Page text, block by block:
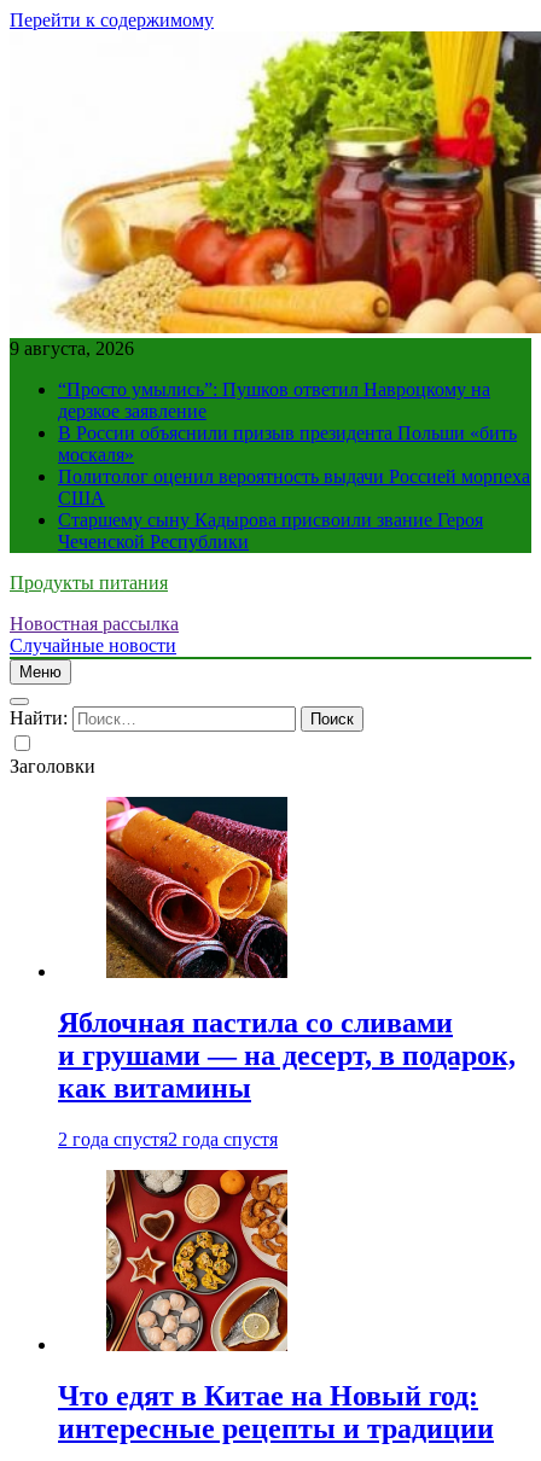
Перейти к содержимому
9 августа, 2026
“Просто умылись”: Пушков ответил Навроцкому на
дерзкое заявление
В России объяснили призыв президента Польши «бить
москаля»
Политолог оценил вероятность выдачи Россией морпеха
США
Старшему сыну Кадырова присвоили звание Героя
Чеченской Республики
Продукты питания
Новостная рассылка
Случайные новости
Меню
Найти:
Заголовки
Яблочная пастила со сливами
и грушами — на десерт, в подарок,
как витамины
2 года спустя2 года спустя
Что едят в Китае на Новый год:
интересные рецепты и традиции